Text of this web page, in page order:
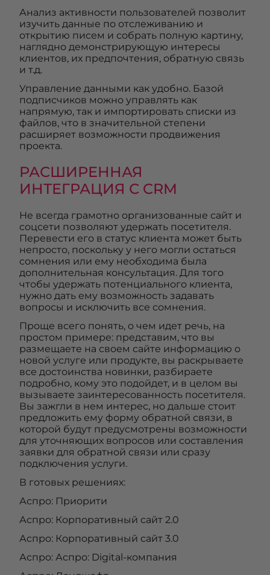
Анализ активности пользователей позволит
изучить данные по отслеживанию и
открытию писем и собрать полную картину,
наглядно демонстрирующую интересы
клиентов, их предпочтения, обратную связь
и т.д.
Управление данными как удобно. Базой
подписчиков можно управлять как
напрямую, так и импортировать списки из
файлов, что в значительной степени
расширяет возможности продвижения
проекта.
РАСШИРЕННАЯ
ИНТЕГРАЦИЯ С CRM
Не всегда грамотно организованные сайт и
соцсети позволяют удержать посетителя.
Перевести его в статус клиента может быть
непросто, поскольку у него могли остаться
сомнения или ему необходима была
дополнительная консультация. Для того
чтобы удержать потенциального клиента,
нужно дать ему возможность задавать
вопросы и исключить все сомнения.
Проще всего понять, о чем идет речь, на
простом примере: представим, что вы
размещаете на своем сайте информацию о
новой услуге или продукте, вы раскрываете
все достоинства новинки, разбираете
подробно, кому это подойдет, и в целом вы
вызываете заинтересованность посетителя.
Вы зажгли в нем интерес, но дальше стоит
предложить ему форму обратной связи, в
которой будут предусмотрены возможности
для уточняющих вопросов или составления
заявки для обратной связи или сразу
подключения услуги.
В готовых решениях:
Аспро: Приорити
Аспро: Корпоративный сайт 2.0
Аспро: Корпоративный сайт 3.0
Аспро: Аспро: Digital-компания